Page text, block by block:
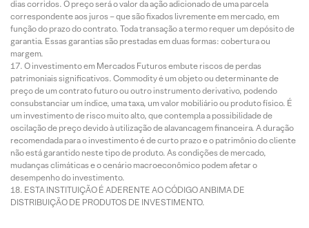
dias corridos. O preço será o valor da ação adicionado de uma parcela
correspondente aos juros – que são fixados livremente em mercado, em
função do prazo do contrato. Toda transação a termo requer um depósito de
garantia. Essas garantias são prestadas em duas formas: cobertura ou
margem.
O investimento em Mercados Futuros embute riscos de perdas
patrimoniais significativos. Commodity é um objeto ou determinante de
preço de um contrato futuro ou outro instrumento derivativo, podendo
consubstanciar um índice, uma taxa, um valor mobiliário ou produto físico. É
um investimento de risco muito alto, que contempla a possibilidade de
oscilação de preço devido à utilização de alavancagem financeira. A duração
recomendada para o investimento é de curto prazo e o patrimônio do cliente
não está garantido neste tipo de produto. As condições de mercado,
mudanças climáticas e o cenário macroeconômico podem afetar o
desempenho do investimento.
ESTA INSTITUIÇÃO É ADERENTE AO CÓDIGO ANBIMA DE
DISTRIBUIÇÃO DE PRODUTOS DE INVESTIMENTO.